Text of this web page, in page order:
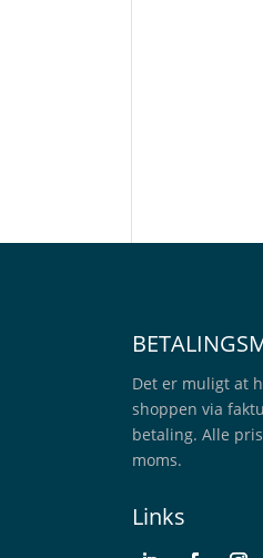
Det er muligt at
shoppen via
betaling. Alle
moms.
Links